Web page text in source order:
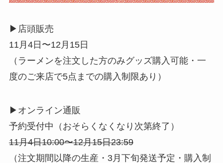
▶︎店頭販売
11月4日〜12月15日
（ラーメンを注文した方のみグッズ購入可能・一
度のご来店で5点までの購入制限あり）
▶︎オンライン通販
予約受付中（おそらくなくなり次第終了）
11月4日10:00〜12月15日23:59
（注文期間以降の生産・3月下旬発送予定・購入制